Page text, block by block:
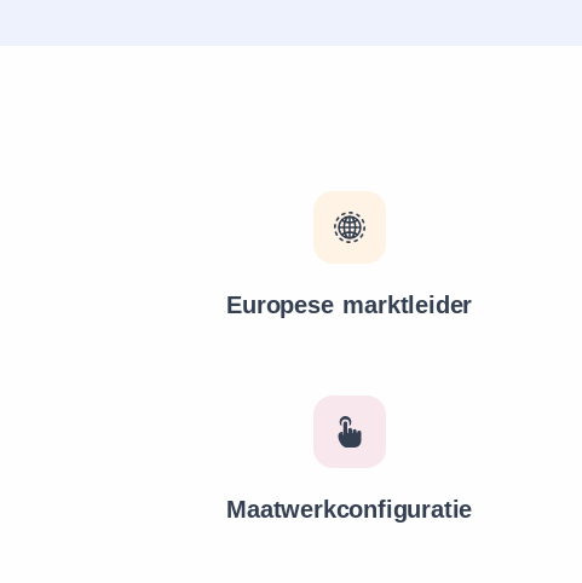
Europese marktleider
Maatwerkconfiguratie